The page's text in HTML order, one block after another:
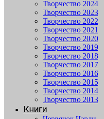
Творчество 2024
Творчество 2023
Творчество 2022
Творчество 2021
Творчество 2020
Творчество 2019
Творчество 2018
Творчество 2017
Творчество 2016
Творчество 2015
Творчество 2014
Творчество 2013
Книги